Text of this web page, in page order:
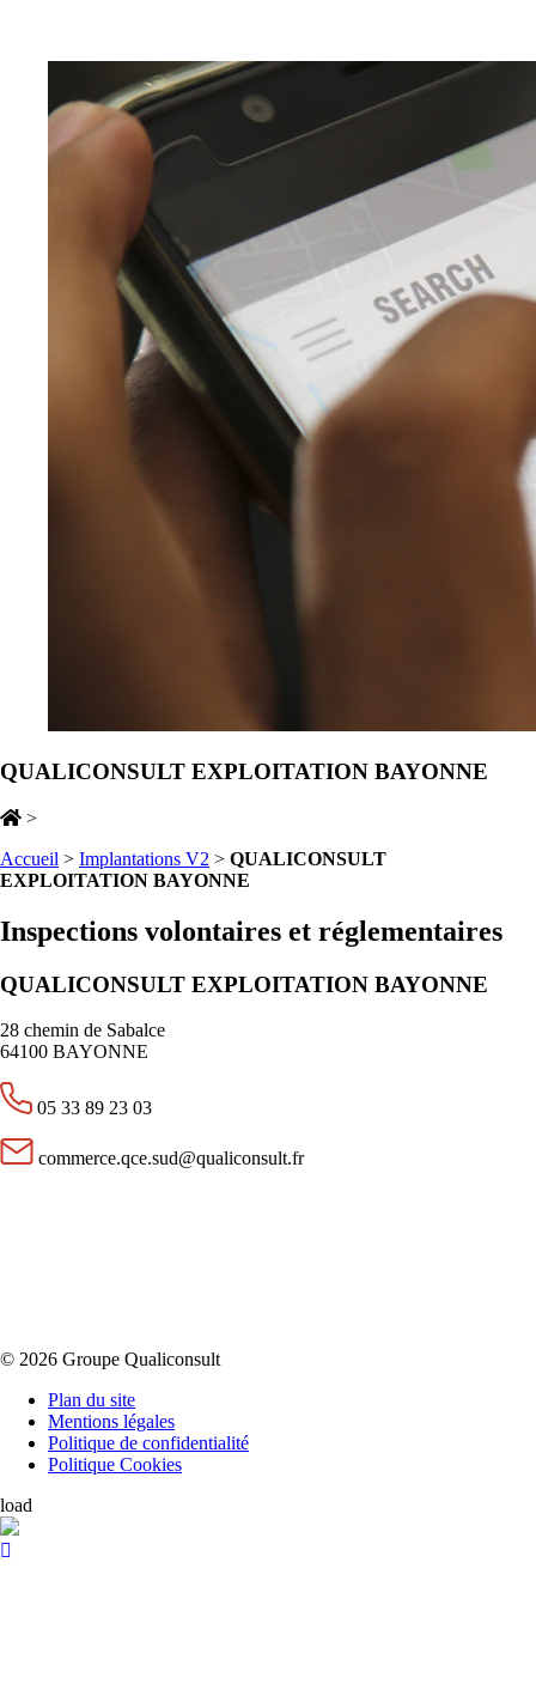
QUALICONSULT EXPLOITATION BAYONNE
>
Accueil > Implantations V2 > QUALICONSULT
EXPLOITATION BAYONNE
Inspections volontaires et réglementaires
QUALICONSULT EXPLOITATION BAYONNE
28 chemin de Sabalce
64100 BAYONNE
05 33 89 23 03
commerce.qce.sud@qualiconsult.fr
© 2026 Groupe Qualiconsult
Plan du site
Mentions légales
Politique de confidentialité
Politique Cookies
load